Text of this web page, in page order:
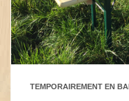
TEMPORAIREMENT EN